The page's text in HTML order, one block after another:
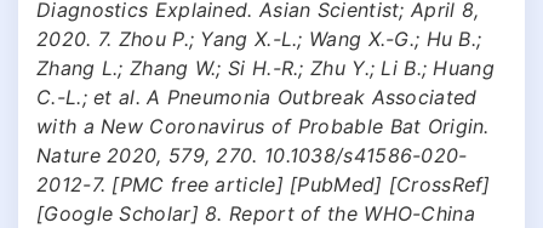
Diagnostics Explained. Asian Scientist; April 8,
2020. 7. Zhou P.; Yang X.-L.; Wang X.-G.; Hu B.;
Zhang L.; Zhang W.; Si H.-R.; Zhu Y.; Li B.; Huang
C.-L.; et al. A Pneumonia Outbreak Associated
with a New Coronavirus of Probable Bat Origin.
Nature 2020, 579, 270. 10.1038/s41586-020-
2012-7. [PMC free article] [PubMed] [CrossRef]
[Google Scholar] 8. Report of the WHO-China